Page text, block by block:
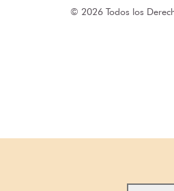
© 2026 Todos los